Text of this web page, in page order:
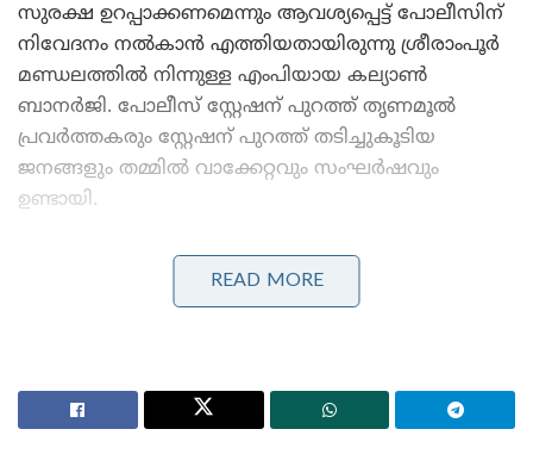
സുരക്ഷ ഉറപ്പാക്കണമെന്നും ആവശ്യപ്പെട്ട് പോലീസിന്
നിവേദനം നൽകാൻ എത്തിയതായിരുന്നു ശ്രീരാംപൂർ
മണ്ഡലത്തിൽ നിന്നുള്ള എംപിയായ കല്യാൺ
ബാനർജി. പോലീസ് സ്റ്റേഷന് പുറത്ത് തൃണമൂൽ
പ്രവർത്തകരും സ്റ്റേഷന് പുറത്ത് തടിച്ചുകൂടിയ
ജനങ്ങളും തമ്മിൽ വാക്കേറ്റവും സംഘർഷവും
ഉണ്ടായി.
Stories you may like
ഇന്ത്യ!
പുതിയ തലമുറ ഞങ്ങളുടെ മക്കൾ; ജനറേഷൻ സിയെ
READ MORE